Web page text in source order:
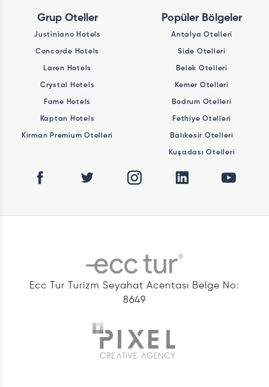
Grup Oteller
Justiniano Hotels
Concorde Hotels
Laren Hotels
Crystal Hotels
Fame Hotels
Kaptan Hotels
Kirman Premium Otelleri
Popüler Bölgeler
Antalya Otelleri
Side Otelleri
Belek Otelleri
Kemer Otelleri
Bodrum Otelleri
Fethiye Otelleri
Balıkesir Otelleri
Kuşadası Otelleri
Ecc Tur Turizm Seyahat Acentası Belge No:
8649